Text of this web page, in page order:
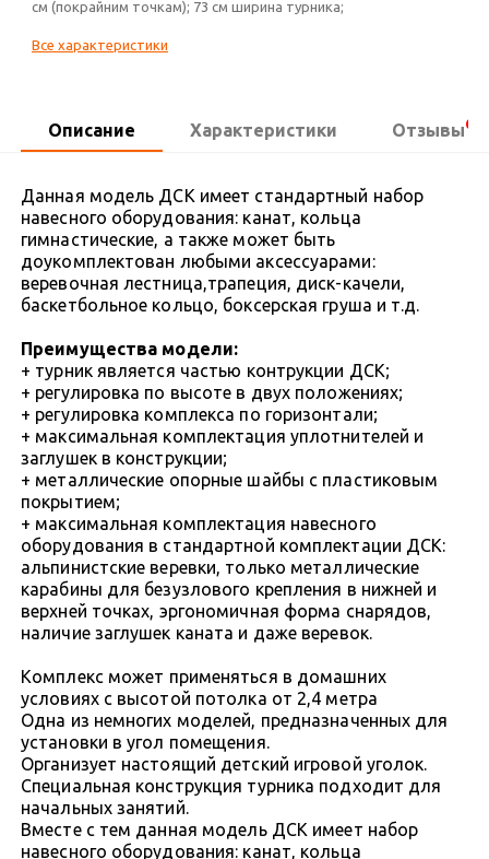
см (покрайним точкам); 73 см ширина турника;
Все характеристики
Описание Характеристики Отзывы6
Данная модель ДСК имеет стандартный набор
навесного оборудования: канат, кольца
гимнастические, а также может быть
доукомплектован любыми аксессуарами:
веревочная лестница,трапеция, диск-качели,
баскетбольное кольцо, боксерская груша и т.д.
Преимущества модели:
+ турник является частью контрукции ДСК;
+ регулировка по высоте в двух положениях;
+ регулировка комплекса по горизонтали;
+ максимальная комплектация уплотнителей и
заглушек в конструкции;
+ металлические опорные шайбы с пластиковым
покрытием;
+ максимальная комплектация навесного
оборудования в стандартной комплектации ДСК:
альпинистские веревки, только металлические
карабины для безузлового крепления в нижней и
верхней точках, эргономичная форма снарядов,
наличие заглушек каната и даже веревок.
Комплекс может применяться в домашних
условиях с высотой потолка от 2,4 метра
Одна из немногих моделей, предназначенных для
установки в угол помещения.
Организует настоящий детский игровой уголок.
Специальная конструкция турника подходит для
начальных занятий.
Вместе с тем данная модель ДСК имеет набор
навесного оборудования: канат, кольца